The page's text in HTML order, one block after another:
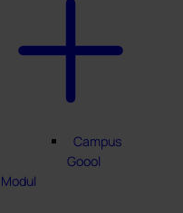
Campus
Goool
Modul